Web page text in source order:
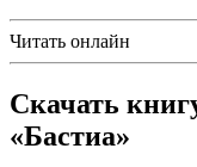
Читать онлайн
Скачать
«Бастиа»